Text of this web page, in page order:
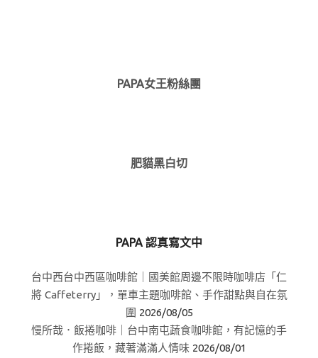
PAPA女王粉絲團
肥貓黑白切
PAPA 認真寫文中
台中西台中西區咖啡館｜國美館周邊不限時咖啡店「仁
將 Caffeterry」，單車主題咖啡館、手作甜點與自在氛
圍 2026/08/05
慢所哉．飯捲咖啡｜台中南屯蔬食咖啡館，有記憶的手
作捲飯，藏著滿滿人情味 2026/08/01